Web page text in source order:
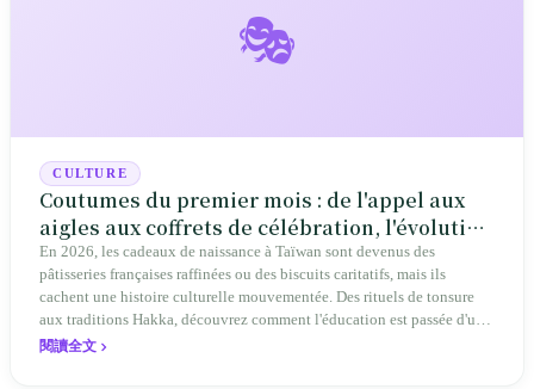
Taïwan. Mais parmi les 220 000 habitants de Zhubei, siège du comté,
les jeunes hakka capables d'acheter un logement dans leur ville natale
🎭
CULTURE
Coutumes du premier mois : de l'appel aux
aigles aux coffrets de célébration, l'évolution
séculaire de la culture parentale à Taïwan
En 2026, les cadeaux de naissance à Taïwan sont devenus des
pâtisseries françaises raffinées ou des biscuits caritatifs, mais ils
cachent une histoire culturelle mouvementée. Des rituels de tonsure
aux traditions Hakka, découvrez comment l'éducation est passée d'un
modèle familial à un modèle social.
閱讀全文